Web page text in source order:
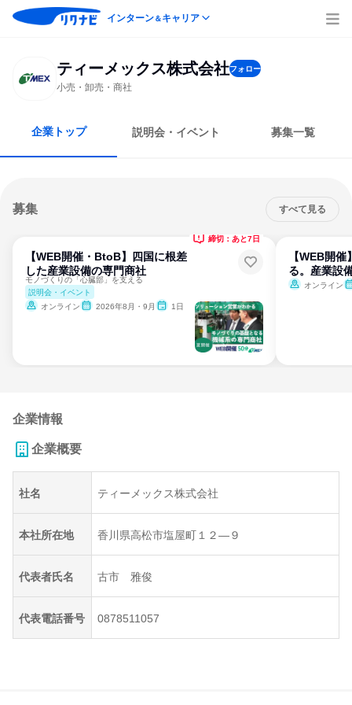
インターン＆キャリア
ティーメックス株式会社フォロー
小売・卸売・商社
企業トップ 説明会・イベント 募集一覧
募集 すべて見る
【WEB開催・BtoB】四国に根差
した産業設備の専門商社
モノづくりの「心臓部」を支える
説明会・イベント
オンライン
2026年8月・9月 1日
締切：あと7日
【WEB開
る。産業設
オンライン
企業情報
企業概要
社名 ティーメックス株式会社
本社所在地 香川県高松市塩屋町１２―９
代表者氏名 古市 雅俊
代表電話番号 0878511057